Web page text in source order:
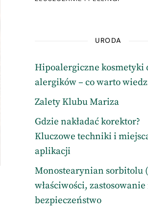
URODA
Hipoalergiczne kosmetyki
alergików – co warto
Zalety Klubu Mariza
Gdzie nakładać korektor?
Kluczowe techniki i
aplikacji
Monostearynian sorbitolu
właściwości, zastosowanie
bezpieczeństwo